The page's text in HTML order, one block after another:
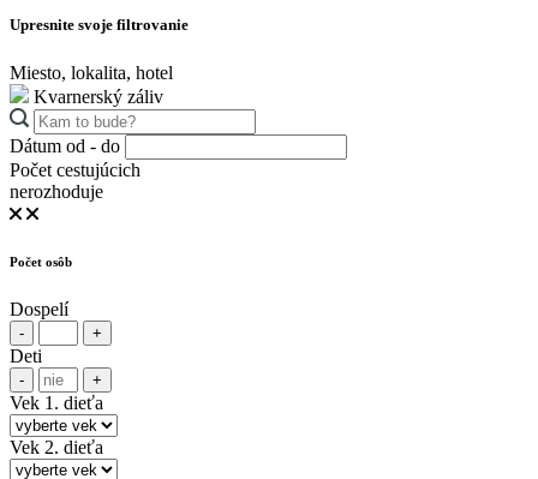
Upresnite svoje filtrovanie
Miesto, lokalita, hotel
Kvarnerský záliv
Dátum od - do
Počet cestujúcich
nerozhoduje
Počet osôb
Dospelí
- +
Deti
- +
Vek 1. dieťa
Vek 2. dieťa